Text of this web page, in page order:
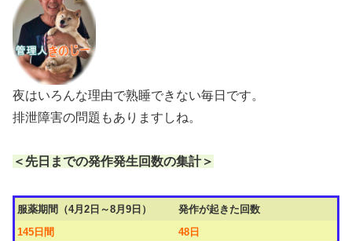
夜はいろんな理由で熟睡できない毎日です。
排泄障害の問題もありますしね。
＜先日までの発作発生回数の集計＞
服薬期間（4月2日～8月9日）
発作が起きた回数
145日間
48日